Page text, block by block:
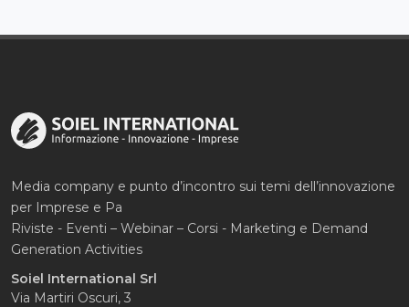
Media company e punto d’incontro sui temi dell’innovazione
per Imprese e Pa
Riviste - Eventi – Webinar – Corsi - Marketing e Demand
Generation Activities
Soiel International Srl
Via Martiri Oscuri, 3